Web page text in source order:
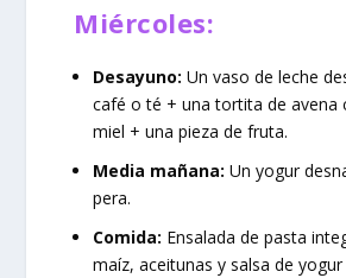
Miércoles:
Desayuno: Un vaso de leche
café o té + una tortita de avena
miel + una pieza de fruta.
Media mañana: Un yogur
pera.
Comida: Ensalada de pasta
maíz, aceitunas y salsa de